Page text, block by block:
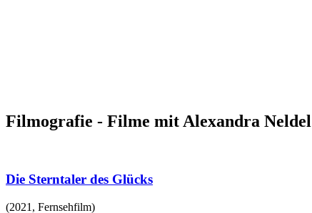
Filmografie - Filme mit Alexandra Neldel
Die Sterntaler des Glücks
(2021 , Fernsehfilm)